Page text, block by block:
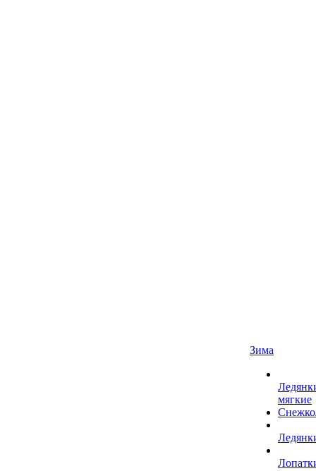
Зима
мягкие